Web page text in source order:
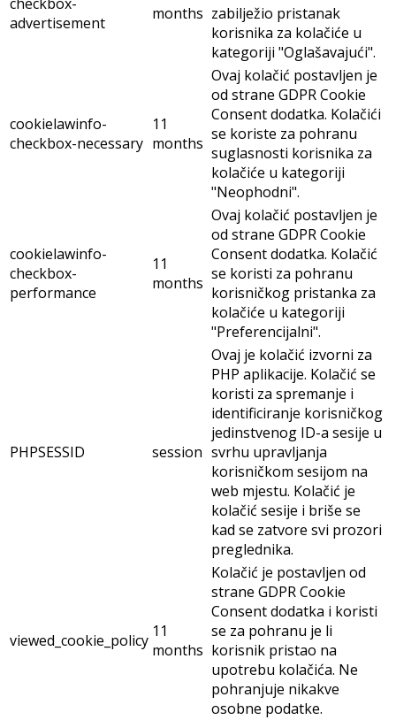
checkbox-
advertisement
months zabilježio pristanak
korisnika za kolačiće u
kategoriji "Oglašavajući".
cookielawinfo-
checkbox-necessary
11
months
Ovaj kolačić postavljen je
od strane GDPR Cookie
Consent dodatka. Kolačići
se koriste za pohranu
suglasnosti korisnika za
kolačiće u kategoriji
"Neophodni".
cookielawinfo-
checkbox-
performance
11
months
Ovaj kolačić postavljen je
od strane GDPR Cookie
Consent dodatka. Kolačić
se koristi za pohranu
korisničkog pristanka za
kolačiće u kategoriji
"Preferencijalni".
PHPSESSID session
Ovaj je kolačić izvorni za
PHP aplikacije. Kolačić se
koristi za spremanje i
identificiranje korisničkog
jedinstvenog ID-a sesije u
svrhu upravljanja
korisničkom sesijom na
web mjestu. Kolačić je
kolačić sesije i briše se
kad se zatvore svi prozori
preglednika.
viewed_cookie_policy 11
months
Kolačić je postavljen od
strane GDPR Cookie
Consent dodatka i koristi
se za pohranu je li
korisnik pristao na
upotrebu kolačića. Ne
pohranjuje nikakve
osobne podatke.